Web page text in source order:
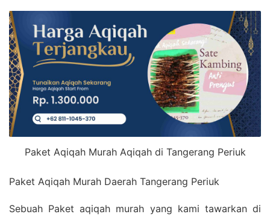
Paket Aqiqah Murah Aqiqah di Tangerang Periuk
Paket Aqiqah Murah Daerah Tangerang Periuk
Sebuah Paket aqiqah murah yang kami tawarkan di